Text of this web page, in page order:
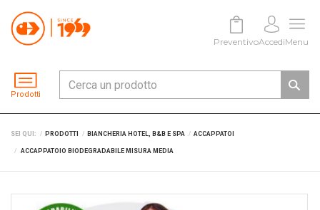
Prodotti
PreventivoAccediMenu
SEI QUI: PRODOTTI BIANCHERIA HOTEL, B&B E SPA ACCAPPATOI
ACCAPPATOIO BIODEGRADABILE MISURA MEDIA